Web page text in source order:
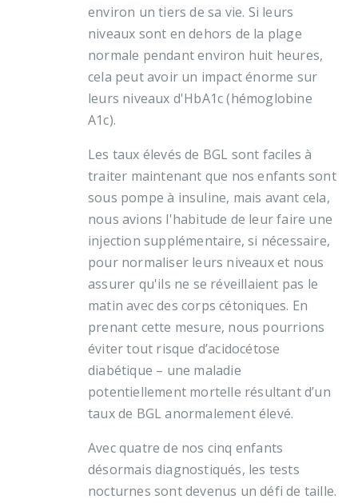
environ un tiers de sa vie. Si leurs
niveaux sont en dehors de la plage
normale pendant environ huit heures,
cela peut avoir un impact énorme sur
leurs niveaux d'HbA1c (hémoglobine
A1c).
Les taux élevés de BGL sont faciles à
traiter maintenant que nos enfants sont
sous pompe à insuline, mais avant cela,
nous avions l'habitude de leur faire une
injection supplémentaire, si nécessaire,
pour normaliser leurs niveaux et nous
assurer qu'ils ne se réveillaient pas le
matin avec des corps cétoniques. En
prenant cette mesure, nous pourrions
éviter tout risque d’acidocétose
diabétique – une maladie
potentiellement mortelle résultant d’un
taux de BGL anormalement élevé.
Avec quatre de nos cinq enfants
désormais diagnostiqués, les tests
nocturnes sont devenus un défi de taille.